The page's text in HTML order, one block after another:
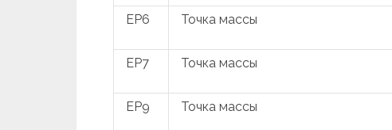
EP6 Точка массы
EP7 Точка массы
EP9 Точка массы